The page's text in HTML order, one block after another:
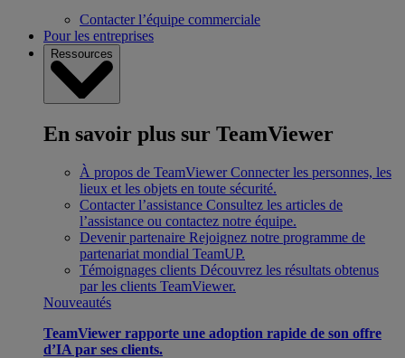
Contacter l’équipe commerciale
Pour les entreprises
Ressources
En savoir plus sur TeamViewer
À propos de TeamViewer Connecter les personnes, les
lieux et les objets en toute sécurité.
Contacter l’assistance Consultez les articles de
l’assistance ou contactez notre équipe.
Devenir partenaire Rejoignez notre programme de
partenariat mondial TeamUP.
Témoignages clients Découvrez les résultats obtenus
par les clients TeamViewer.
Nouveautés
TeamViewer rapporte une adoption rapide de son offre
d’IA par ses clients.